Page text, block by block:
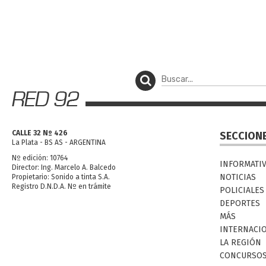
CALLE 32 Nº 426
La Plata - BS AS - ARGENTINA
Nº edición: 10764
Director: Ing. Marcelo A. Balcedo
Propietario: Sonido a tinta S.A.
Registro D.N.D.A. Nº en trámite
NOTICIAS
POLICIALES
DEPORTES
MÁS
LA REGIÓN
CONCURSOS